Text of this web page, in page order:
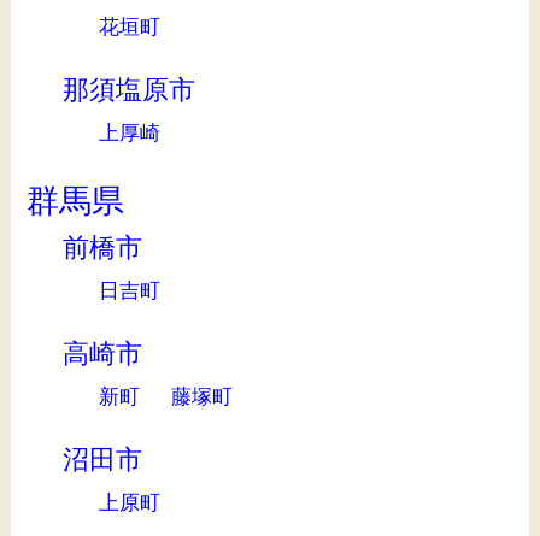
花垣町
那須塩原市
上厚崎
群馬県
前橋市
日吉町
高崎市
新町 藤塚町
沼田市
上原町